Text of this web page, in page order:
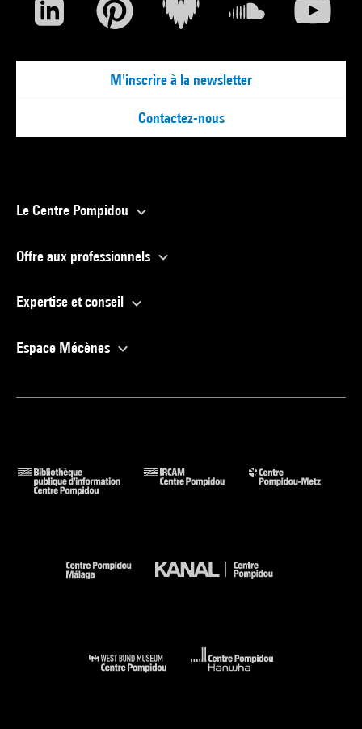
M'inscrire à la newsletter
Contactez-nous
Le Centre Pompidou
Offre aux professionnels
Expertise et conseil
Espace Mécènes